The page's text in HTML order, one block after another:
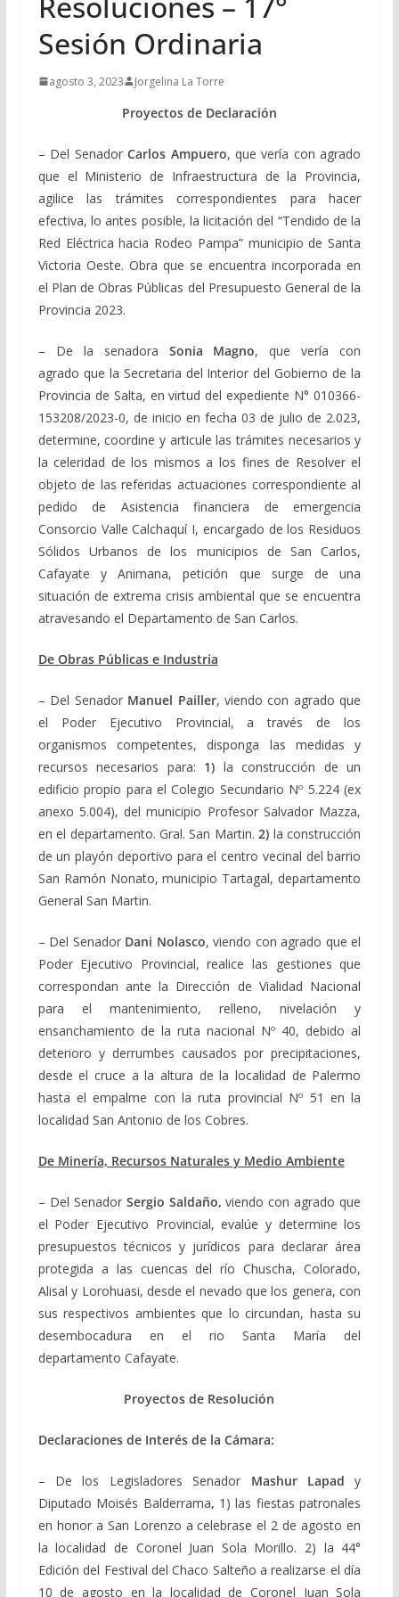
Sesión Ordinaria
agosto 3, 2023 Jorgelina La Torre
Proyectos de Declaración
– Del SenadorCarlos Ampuero, que vería con agrado
que el Ministerio de Infraestructura de la Provincia,
agilice las trámites correspondientes para hacer
efectiva, lo antes posible, la licitación del “Tendido de la
Red Eléctrica hacia Rodeo Pampa” municipio de Santa
Victoria Oeste. Obra que se encuentra incorporada en
el Plan de Obras Públicas del Presupuesto General de la
Provincia 2023.
– De la senadora Sonia Magno, que vería con
agrado que la Secretaria del Interior del Gobierno de la
Provincia de Salta, en virtud del expediente N° 010366-
153208/2023-0, de inicio en fecha 03 de julio de 2.023,
determine, coordine y articule las trámites necesarios y
la celeridad de los mismos a los fines de Resolver el
objeto de las referidas actuaciones correspondiente al
pedido de Asistencia financiera de emergencia
Consorcio Valle Calchaquí I, encargado de los Residuos
Sólidos Urbanos de los municipios de San Carlos,
Cafayate y Animana, petición que surge de una
situación de extrema crisis ambiental que se encuentra
atravesando el Departamento de San Carlos.
De Obras Públicas e Industria
– Del Senador Manuel Pailler, viendo con agrado que
el Poder Ejecutivo Provincial, a través de los
organismos competentes, disponga las medidas y
recursos necesarios para: 1) la construcción de un
edificio propio para el Colegio Secundario Nº 5.224 (ex
anexo 5.004), del municipio Profesor Salvador Mazza,
en el departamento. Gral. San Martin.2) la construcción
de un playón deportivo para el centro vecinal del barrio
San Ramón Nonato, municipio Tartagal, departamento
General San Martin.
– Del Senador Dani Nolasco, viendo con agrado que el
Poder Ejecutivo Provincial, realice las gestiones que
correspondan ante la Dirección de Vialidad Nacional
para el mantenimiento, relleno, nivelación y
ensanchamiento de la ruta nacional Nº 40, debido al
deterioro y derrumbes causados por precipitaciones,
desde el cruce a la altura de la localidad de Palermo
hasta el empalme con la ruta provincial Nº 51 en la
localidad San Antonio de los Cobres.
De Minería, Recursos Naturales y Medio Ambiente
– Del Senador Sergio Saldaño, viendo con agrado que
el Poder Ejecutivo Provincial, evalúe y determine los
presupuestos técnicos y jurídicos para declarar área
protegida a las cuencas del río Chuscha, Colorado,
Alisal y Lorohuasi, desde el nevado que los genera, con
sus respectivos ambientes que lo circundan, hasta su
desembocadura en el rio Santa María del
departamento Cafayate.
Proyectos de Resolución
Declaraciones de Interés de la Cámara:
– De los Legisladores Senador Mashur Lapady
Diputado Moisés Balderrama, 1) las fiestas patronales
en honor a San Lorenzo a celebrase el 2 de agosto en
la localidad de Coronel Juan Sola Morillo. 2) la 44°
Edición del Festival del Chaco Salteño a realizarse el día
10 de agosto en la localidad de Coronel Juan Sola